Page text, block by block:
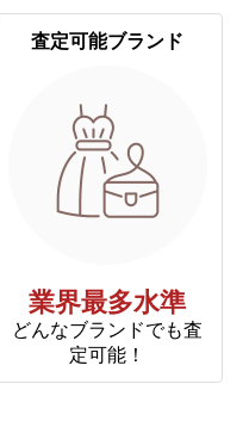
査定可能ブランド
業界最多水準
どんなブランドでも査
定可能！